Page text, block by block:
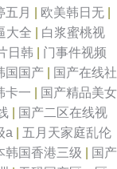
五月 欧美韩日无
大全
白浆蜜桃视
日韩
门事件视频
国国产
国产在线社
卡一
国产精品美女
国产二区在线视
a
五月天家庭乱伦
韩国香港三级
国产